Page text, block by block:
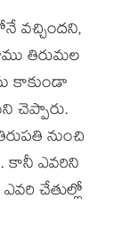
వచ్చిందని,
తిరుమల
కాకుండా
చెప్పారు.
నుంచి
ఎవ‌రిని
చేతుల్లో